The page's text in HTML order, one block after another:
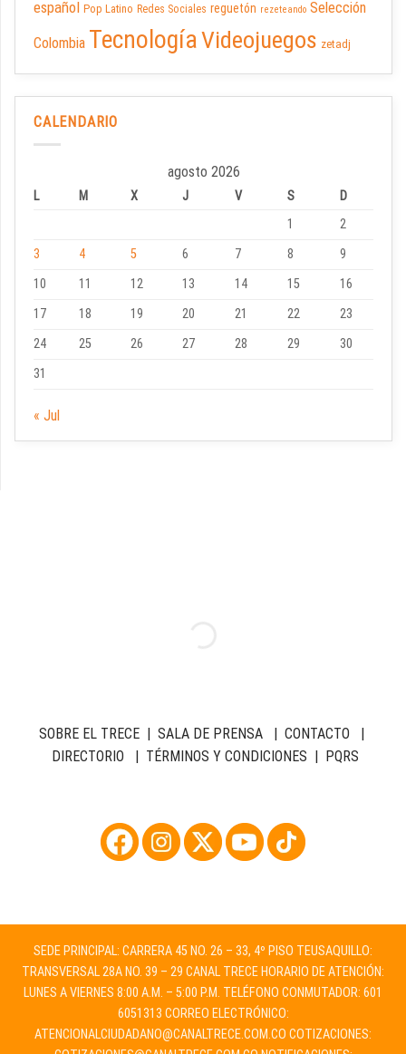
español Pop Latino Redes Sociales reguetón rezeteando Selección
Colombia TecnologíaVideojuegos zetadj
CALENDARIO
agosto 2026
L M X J V S
D
1
2
3
4 5 6 7 8
9
10
11 12 13 14 15
16
17
18 19 20 21 22
23
24
25 26 27 28 29
30
31
« Jul
SOBRE EL TRECE| SALA DE PRENSA| CONTACTO |
DIRECTORIO | TÉRMINOS Y CONDICIONES | PQRS
SEDE PRINCIPAL: CARRERA 45 NO. 26 – 33, 4º PISO TEUSAQUILLO:
TRANSVERSAL 28A NO. 39 – 29 CANAL TRECE HORARIO DE ATENCIÓN:
LUNES A VIERNES 8:00 A.M. – 5:00 P.M. TELÉFONO CONMUTADOR: 601
6051313 CORREO ELECTRÓNICO:
ATENCIONALCIUDADANO@CANALTRECE.COM.CO COTIZACIONES: